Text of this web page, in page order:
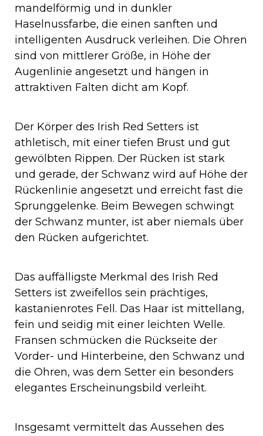
mandelförmig und in dunkler
Haselnussfarbe, die einen sanften und
intelligenten Ausdruck verleihen. Die Ohren
sind von mittlerer Größe, in Höhe der
Augenlinie angesetzt und hängen in
attraktiven Falten dicht am Kopf.
Der Körper des Irish Red Setters ist
athletisch, mit einer tiefen Brust und gut
gewölbten Rippen. Der Rücken ist stark
und gerade, der Schwanz wird auf Höhe der
Rückenlinie angesetzt und erreicht fast die
Sprunggelenke. Beim Bewegen schwingt
der Schwanz munter, ist aber niemals über
den Rücken aufgerichtet.
Das auffälligste Merkmal des Irish Red
Setters ist zweifellos sein prächtiges,
kastanienrotes Fell. Das Haar ist mittellang,
fein und seidig mit einer leichten Welle.
Fransen schmücken die Rückseite der
Vorder- und Hinterbeine, den Schwanz und
die Ohren, was dem Setter ein besonders
elegantes Erscheinungsbild verleiht.
Insgesamt vermittelt das Aussehen des